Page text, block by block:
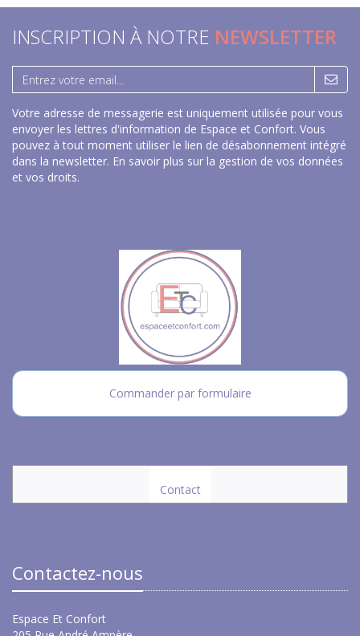
INSCRIPTION À NOTRE NEWSLETTER
Votre adresse de messagerie est uniquement utilisée pour vous
envoyer les lettres d'information de Espace et Confort. Vous
pouvez à tout moment utiliser le lien de désabonnement intégré
dans la newsletter. En savoir plus sur la gestion de vos données
et vos droits.
Commander par formulaire
Contact
Contactez-nous
Espace Et Confort